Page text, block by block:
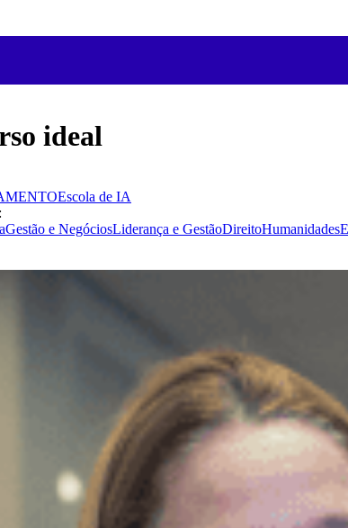
ideal
Escola de IA
Gestão e NegóciosLiderança e GestãoDireitoHumanidades